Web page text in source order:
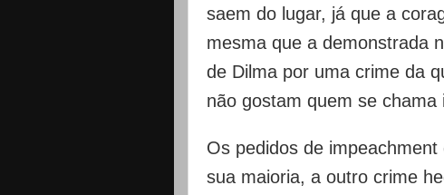
saem do lugar, já que a
mesma que a demonstrada
de Dilma por uma crime da
não gostam quem se chama
Os pedidos de
sua maioria, a outro crime